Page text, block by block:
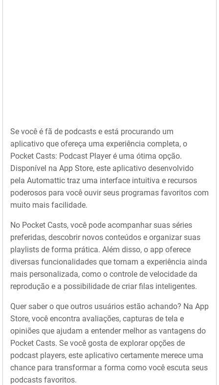
Se você é fã de podcasts e está procurando um
aplicativo que ofereça uma experiência completa, o
Pocket Casts: Podcast Player é uma ótima opção.
Disponível na App Store, este aplicativo desenvolvido
pela Automattic traz uma interface intuitiva e recursos
poderosos para você ouvir seus programas favoritos com
muito mais facilidade.
No Pocket Casts, você pode acompanhar suas séries
preferidas, descobrir novos conteúdos e organizar suas
playlists de forma prática. Além disso, o app oferece
diversas funcionalidades que tornam a experiência ainda
mais personalizada, como o controle de velocidade da
reprodução e a possibilidade de criar filas inteligentes.
Quer saber o que outros usuários estão achando? Na App
Store, você encontra avaliações, capturas de tela e
opiniões que ajudam a entender melhor as vantagens do
Pocket Casts. Se você gosta de explorar opções de
podcast players, este aplicativo certamente merece uma
chance para transformar a forma como você escuta seus
podcasts favoritos.